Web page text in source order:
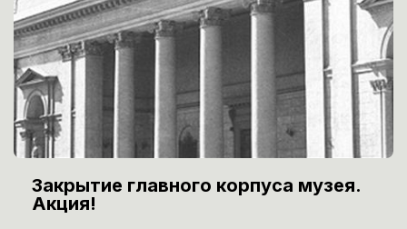
Закрытие главного корпуса музея.
Акция!